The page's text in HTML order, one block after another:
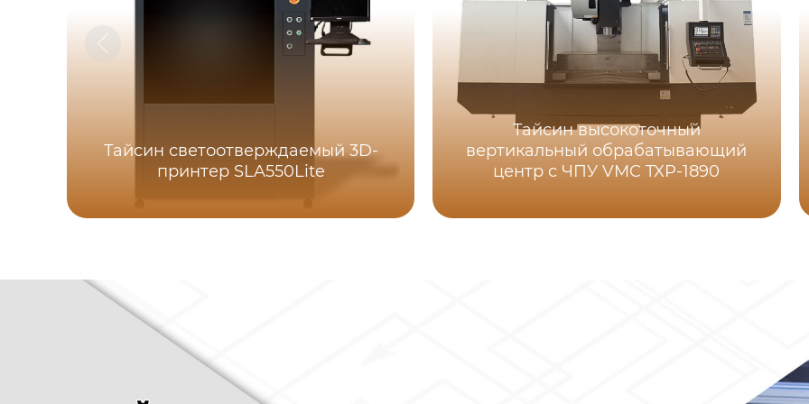
Тайсин светоотверждаемый 3D-
принтер SLA550Lite
Тайсин высокоточный
вертикальный обрабатывающий
центр с ЧПУ VMC TXP-1890